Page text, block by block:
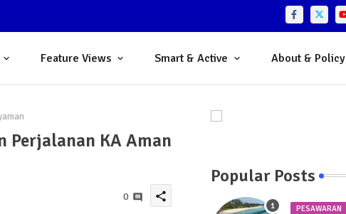
Feature Views Smart & Active About & Policy
Perjalanan KA Aman
0 share
Popular Posts
PESAWARAN